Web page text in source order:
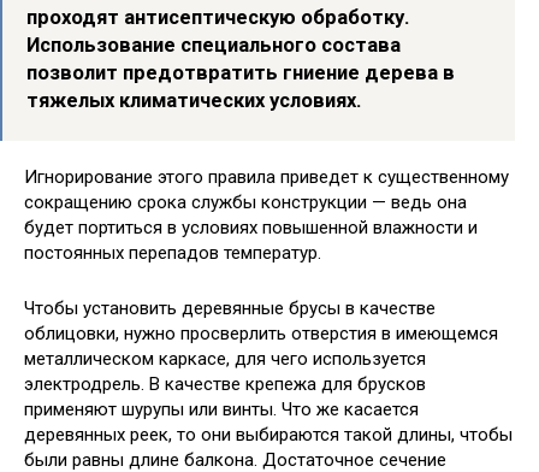
проходят антисептическую обработку.
Использование специального состава
позволит предотвратить гниение дерева в
тяжелых климатических условиях.
Игнорирование этого правила приведет к существенному
сокращению срока службы конструкции — ведь она
будет портиться в условиях повышенной влажности и
постоянных перепадов температур.
Чтобы установить деревянные брусы в качестве
облицовки, нужно просверлить отверстия в имеющемся
металлическом каркасе, для чего используется
электродрель. В качестве крепежа для брусков
применяют шурупы или винты. Что же касается
деревянных реек, то они выбираются такой длины, чтобы
были равны длине балкона. Достаточное сечение